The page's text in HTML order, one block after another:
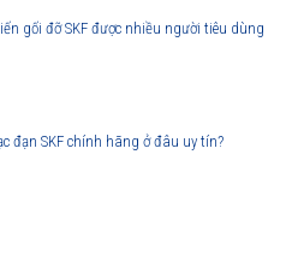
gối đỡ SKF được nhiều người tiêu dùng
đạn SKF chính hãng ở đâu uy tín?